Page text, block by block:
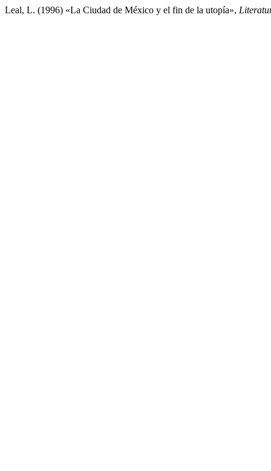
Leal, L. (1996) «La Ciudad de México y el fin de la utopía»,